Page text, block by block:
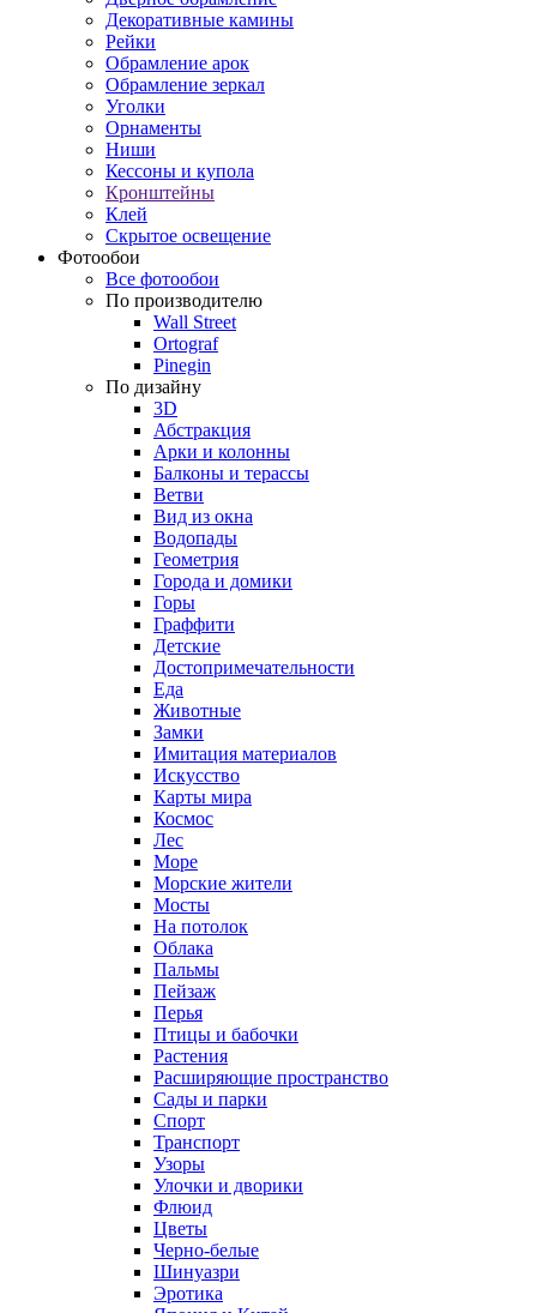
Декоративные камины
Рейки
Обрамление арок
Обрамление зеркал
Уголки
Орнаменты
Ниши
Кессоны и купола
Кронштейны
Клей
Скрытое освещение
Фотообои
Все фотообои
По производителю
Wall Street
Ortograf
Pinegin
По дизайну
3D
Абстракция
Арки и колонны
Балконы и терассы
Ветви
Вид из окна
Водопады
Геометрия
Города и домики
Горы
Граффити
Детские
Достопримечательности
Еда
Животные
Замки
Имитация материалов
Искусство
Карты мира
Космос
Лес
Море
Морские жители
Мосты
На потолок
Облака
Пальмы
Пейзаж
Перья
Птицы и бабочки
Растения
Расширяющие пространство
Сады и парки
Спорт
Транспорт
Узоры
Улочки и дворики
Флюид
Цветы
Черно-белые
Шинуазри
Эротика